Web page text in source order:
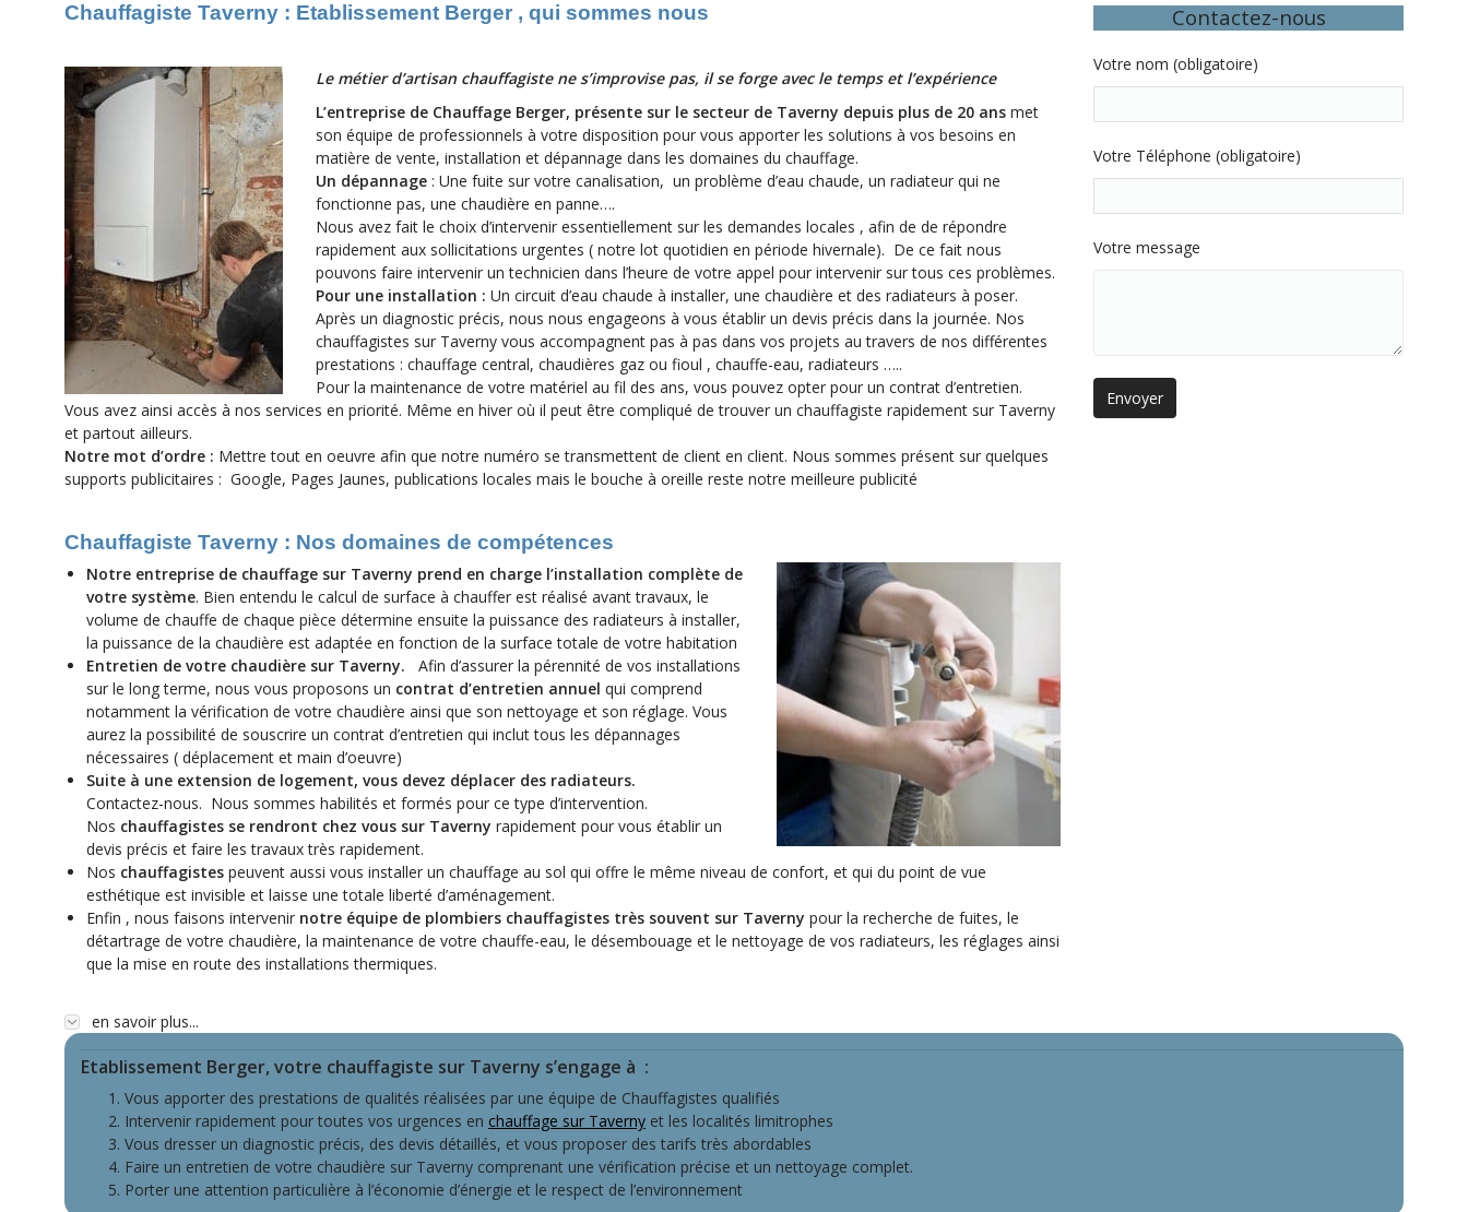
Chauffagiste Taverny : Etablissement Berger , qui sommes nous
Le métier d’artisan chauffagiste ne s’improvise pas, il se forge avec le temps et l’expérience
L’entreprise de Chauffage Berger, présente sur le secteur de Taverny depuis plus de 20 ans met
son équipe de professionnels à votre disposition pour vous apporter les solutions à vos besoins en
matière de vente, installation et dépannage dans les domaines du chauffage.
Un dépannage : Une fuite sur votre canalisation, un problème d’eau chaude, un radiateur qui ne
fonctionne pas, une chaudière en panne….
Nous avez fait le choix d’intervenir essentiellement sur les demandes locales , afin de de répondre
rapidement aux sollicitations urgentes ( notre lot quotidien en période hivernale). De ce fait nous
pouvons faire intervenir un technicien dans l’heure de votre appel pour intervenir sur tous ces problèmes.
Pour une installation : Un circuit d’eau chaude à installer, une chaudière et des radiateurs à poser.
Après un diagnostic précis, nous nous engageons à vous établir un devis précis dans la journée. Nos
chauffagistes sur Taverny vous accompagnent pas à pas dans vos projets au travers de nos différentes
prestations : chauffage central, chaudières gaz ou fioul , chauffe-eau, radiateurs …..
Pour la maintenance de votre matériel au fil des ans, vous pouvez opter pour un contrat d’entretien.
Vous avez ainsi accès à nos services en priorité. Même en hiver où il peut être compliqué de trouver un chauffagiste rapidement sur Taverny
et partout ailleurs.
Notre mot d’ordre : Mettre tout en oeuvre afin que notre numéro se transmettent de client en client. Nous sommes présent sur quelques
supports publicitaires : Google, Pages Jaunes, publications locales mais le bouche à oreille reste notre meilleure publicité
Chauffagiste Taverny : Nos domaines de compétences
Notre entreprise de chauffage sur Taverny prend en charge l’installation complète de
votre système. Bien entendu le calcul de surface à chauffer est réalisé avant travaux, le
volume de chauffe de chaque pièce détermine ensuite la puissance des radiateurs à installer,
la puissance de la chaudière est adaptée en fonction de la surface totale de votre habitation
Entretien de votre chaudière sur Taverny.
Afin d’assurer la pérennité de vos installations
sur le long terme, nous vous proposons un contrat d’entretien annuel qui comprend
notamment la vérification de votre chaudière ainsi que son nettoyage et son réglage. Vous
aurez la possibilité de souscrire un contrat d’entretien qui inclut tous les dépannages
nécessaires ( déplacement et main d’oeuvre)
Suite à une extension de logement, vous devez déplacer des radiateurs.
Contactez-nous. Nous sommes habilités et formés pour ce type d’intervention.
Nos chauffagistes se rendront chez vous sur Taverny rapidement pour vous établir un
devis précis et faire les travaux très rapidement.
Nos chauffagistes peuvent aussi vous installer un chauffage au sol qui offre le même niveau de confort, et qui du point de vue
esthétique est invisible et laisse une totale liberté d’aménagement.
Enfin , nous faisons intervenir notre équipe de plombiers chauffagistes très souvent sur Taverny pour la recherche de fuites, le
détartrage de votre chaudière, la maintenance de votre chauffe-eau, le désembouage et le nettoyage de vos radiateurs, les réglages ainsi
que la mise en route des installations thermiques.
Contactez-nous
Votre nom (obligatoire)
Votre Téléphone (obligatoire)
Votre message
en savoir plus...
Etablissement Berger, votre chauffagiste sur Taverny s’engage à :
Vous apporter des prestations de qualités réalisées par une équipe de Chauffagistes qualifiés
Intervenir rapidement pour toutes vos urgences en chauffage sur Taverny et les localités limitrophes
Vous dresser un diagnostic précis, des devis détaillés, et vous proposer des tarifs très abordables
Faire un entretien de votre chaudière sur Taverny comprenant une vérification précise et un nettoyage complet.
Porter une attention particulière à l’économie d’énergie et le respect de l’environnement